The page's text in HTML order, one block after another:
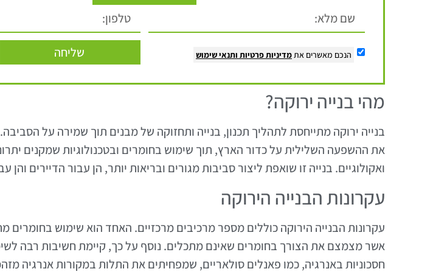
הנכם מאשרים אתמדיניות פרטיות ותנאי שימוש שליחה
מהי בנייה ירוקה?
בנייה ירוקה מתייחסת לתהליך תכנון, בנייה ותחזוקה של מבנים תוך שמירה על
את ההשפעה השלילית על כדור הארץ, תוך שימוש בחומרים ובטכנולוגיות שמקנים
ואקולוגיים. בנייה זו שואפת ליצור סביבות מגורים ובריאות יותר, הן עבור הדיירים והן
עקרונות הבנייה הירוקה
עקרונות הבנייה הירוקה כוללים מספר מרכיבים מרכזיים. האחד הוא שימוש בחומרים
אשר מצמצם את הצורך בחומרים שאינם מתכלים. נוסף על כך, קיימת חשיבות רבה
חסכוניות באנרגיה, כמו פאנלים סולאריים, שמפחיתים את התלות במקורות אנרגיה